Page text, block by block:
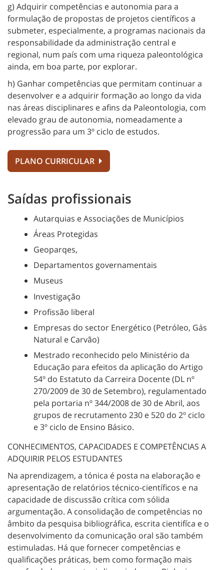
g) Adquirir competências e autonomia para a
formulação de propostas de projetos científicos a
submeter, especialmente, a programas nacionais da
responsabilidade da administração central e
regional, num país com uma riqueza paleontológica
ainda, em boa parte, por explorar.
h) Ganhar competências que permitam continuar a
desenvolver e a adquirir formação ao longo da vida
nas áreas disciplinares e afins da Paleontologia, com
elevado grau de autonomia, nomeadamente a
progressão para um 3º ciclo de estudos.
PLANO CURRICULAR
Saídas profissionais
Autarquias e Associações de Municípios
Áreas Protegidas
Geoparqes,
Departamentos governamentais
Museus
Investigação
Profissão liberal
Empresas do sector Energético (Petróleo, Gás
Natural e Carvão)
Mestrado reconhecido pelo Ministério da
Educação para efeitos da aplicação do Artigo
54º do Estatuto da Carreira Docente (DL nº
270/2009 de 30 de Setembro), regulamentado
pela portaria nº 344/2008 de 30 de Abril, aos
grupos de recrutamento 230 e 520 do 2º ciclo
e 3º ciclo de Ensino Básico.
CONHECIMENTOS, CAPACIDADES E COMPETÊNCIAS A
ADQUIRIR PELOS ESTUDANTES
Na aprendizagem, a tónica é posta na elaboração e
apresentação de relatórios técnico-científicos e na
capacidade de discussão crítica com sólida
argumentação. A consolidação de competências no
âmbito da pesquisa bibliográfica, escrita cientifíca e o
desenvolvimento da comunicação oral são também
estimuladas. Há que fornecer competências e
qualificações práticas, bem como formação mais